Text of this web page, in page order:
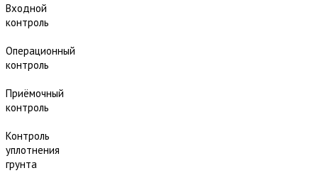
Входной
контроль
Операционный
контроль
Приёмочный
контроль
Контроль
уплотнения
грунта